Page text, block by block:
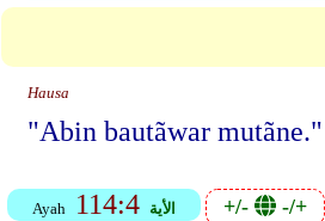
Hausa
"Abin bautãwar mutãne."
Ayah 114:4 الأية +/- -/+